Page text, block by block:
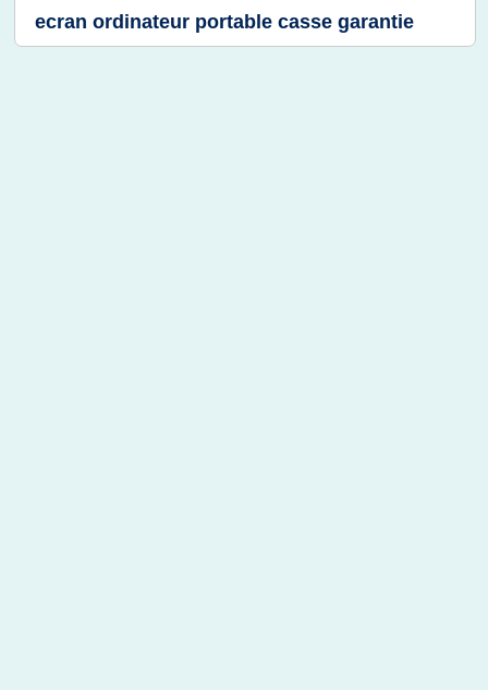
ecran ordinateur portable casse garantie